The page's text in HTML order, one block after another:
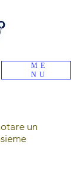
un
ME
NU